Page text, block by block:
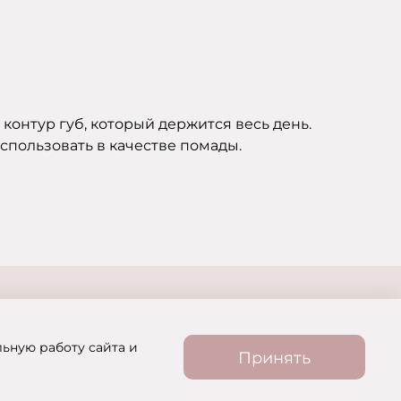
губ, который держится весь день.
в качестве помады.
работу сайта и
Принять